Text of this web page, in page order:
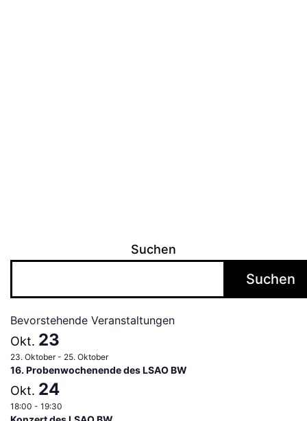
Suchen
Suchen
Bevorstehende Veranstaltungen
Okt. 23
23. Oktober- 25. Oktober
16. Probenwochenende des LSAO BW
Okt. 24
18:00 - 19:30